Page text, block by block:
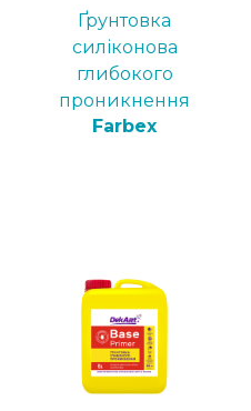
Ґрунтовка
силіконова
глибокого
проникнення
Farbex